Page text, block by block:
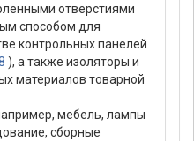
отверстиями
способом для
контрольных панелей
), а также изоляторы и
материалов товарной
мебель, лампы
сборные